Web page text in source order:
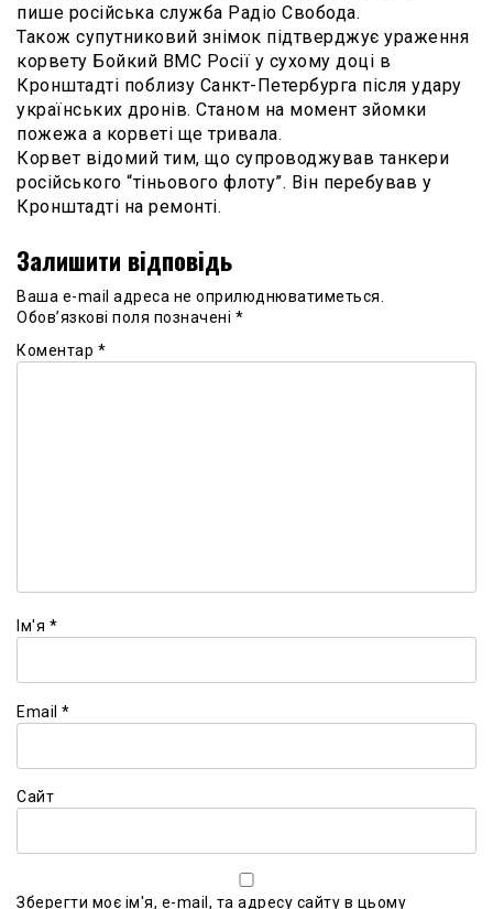
пише російська служба Радіо Свобода.
Також супутниковий знімок підтверджує ураження
корвету Бойкий ВМС Росії у сухому доці в
Кронштадті поблизу Санкт-Петербурга після удару
українських дронів. Станом на момент зйомки
пожежа а корветі ще тривала.
Корвет відомий тим, що супроводжував танкери
російського “тіньового флоту”. Він перебував у
Кронштадті на ремонті.
Залишити відповідь
Ваша e-mail адреса не оприлюднюватиметься.
Обов’язкові поля позначені *
Коментар *
Ім'я *
Email *
Сайт
Зберегти моє ім'я, e-mail, та адресу сайту в цьому